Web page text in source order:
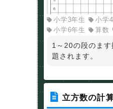
小学3年生
小学
小学6年生
算数
1～20の段のま
題されます。
立方数の計